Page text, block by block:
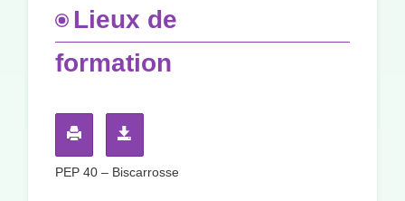
Lieux de
formation
PEP 40 – Biscarrosse